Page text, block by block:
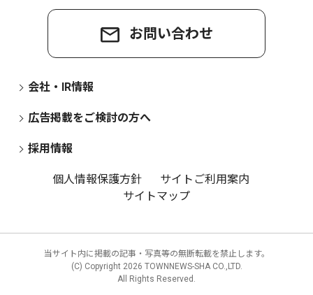
お問い合わせ
会社・IR情報
広告掲載をご検討の方へ
採用情報
個人情報保護方針
サイトご利用案内
サイトマップ
当サイト内に掲載の記事・写真等の無断転載を禁止します。
(C) Copyright 2026 TOWNNEWS-SHA CO.,LTD.
All Rights Reserved.